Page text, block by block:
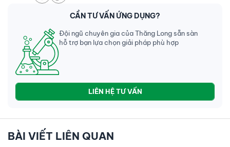
CẦN TƯ VẤN ỨNG DỤNG?
Đội ngũ chuyên gia của Thăng Long sẵn sàn
hỗ trợ bạn lựa chọn giải pháp phù hợp
LIÊN HỆ TƯ VẤN
BÀI VIẾT LIÊN QUAN